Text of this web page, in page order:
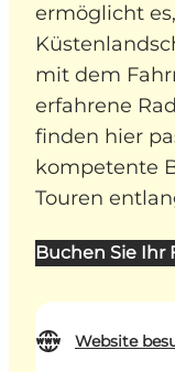
ermöglicht
mit dem
erfahrene
finden hier
kompetente
Touren
Buchen Sie Ihr
Website